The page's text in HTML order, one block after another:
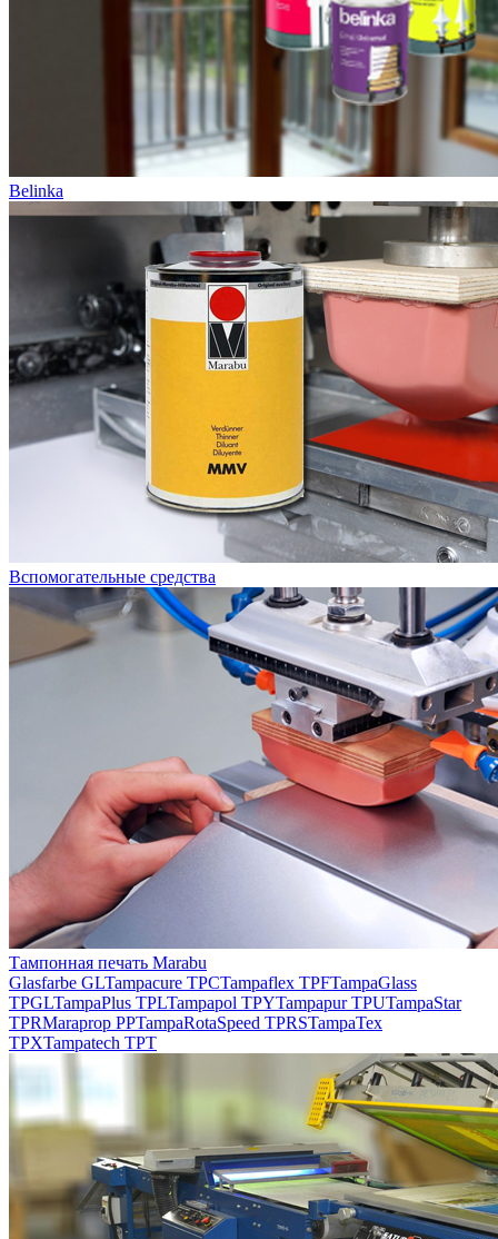
Belinka
Вспомогательные средства
Тампонная печать Marabu
Glasfarbe GLTampacure TPCTampaflex TPFTampaGlass
TPGLTampaPlus TPLTampapol TPYTampapur TPUTampaStar
TPRMaraprop PPTampaRotaSpeed TPRSTampaTex
TPXTampatech TPT